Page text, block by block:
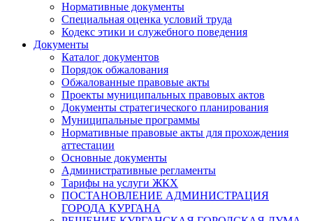
Нормативные документы
Специальная оценка условий труда
Кодекс этики и служебного поведения
Документы
Каталог документов
Порядок обжалования
Обжалованные правовые акты
Проекты муниципальных правовых актов
Документы стратегического планирования
Муниципальные программы
Нормативные правовые акты для прохождения
аттестации
Основные документы
Административные регламенты
Тарифы на услуги ЖКХ
ПОСТАНОВЛЕНИЕ АДМИНИСТРАЦИЯ
ГОРОДА КУРГАНА